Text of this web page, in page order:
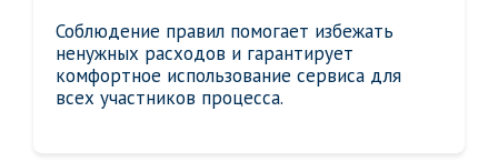
Соблюдение правил помогает избежать
ненужных расходов и гарантирует
комфортное использование сервиса для
всех участников процесса.